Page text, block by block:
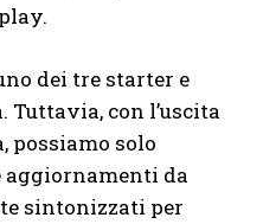
dei tre starter e
con l’uscita
possiamo solo
da
sintonizzati per